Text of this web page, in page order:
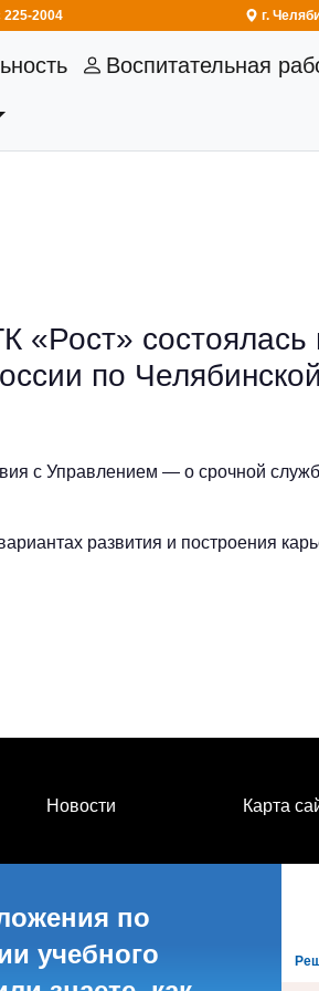
225-2004 г.
Воспитательная
«Рост» состоялась
по
с Управлением — о срочной
развития и построения
Новости Карта
по
учебного